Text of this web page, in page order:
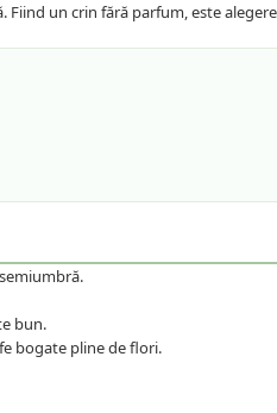
un crin fără parfum, este
bun.
bogate pline de flori.